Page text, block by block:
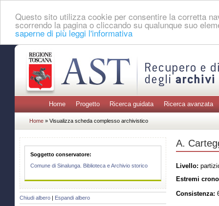
Questo sito utilizza cookie per consentire la corretta
scorrendo la pagina o cliccando su qualunque suo
saperne di più leggi l'informativa
Home Progetto Ricerca guidata Ricerca avanzata
Home » Visualizza scheda complesso archivistico
Soggetto conservatore:
Comune di Sinalunga. Biblioteca e Archivio storico
Chiudi albero Espandi albero
A.
Livello:
Estremi
Consistenza: